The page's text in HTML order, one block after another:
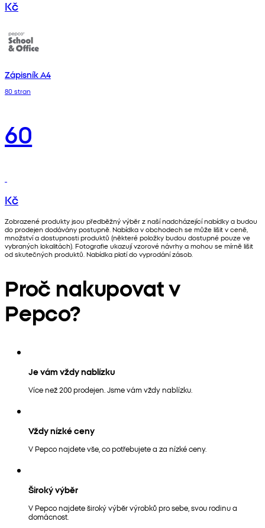
Kč
Zápisník A4
80 stran
60
Kč
Zobrazené produkty jsou předběžný výběr z naší nadcházející nabídky a budou
do prodejen dodávány postupně. Nabídka v obchodech se může lišit v ceně,
množství a dostupnosti produktů (některé položky budou dostupné pouze ve
vybraných lokalitách). Fotografie ukazují vzorové návrhy a mohou se mírně lišit
od skutečných produktů. Nabídka platí do vyprodání zásob.
Proč nakupovat v
Pepco?
Je vám vždy nablízku
Více než 200 prodejen. Jsme vám vždy nablízku.
Vždy nízké ceny
V Pepco najdete vše, co potřebujete a za nízké ceny.
Široký výběr
V Pepco najdete široký výběr výrobků pro sebe, svou rodinu a
domácnost.